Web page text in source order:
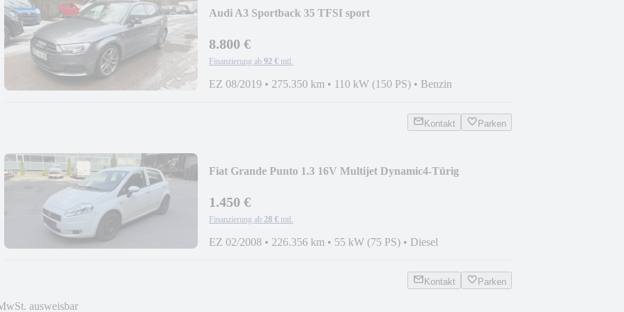
Audi A3 Sportback 35 TFSI sport
8.800 €
Finanzierung ab 92 € mtl.
EZ 08/2019 • 275.350 km • 110 kW (150 PS) • Benzin
Kontakt Parken
Fiat Grande Punto 1.3 16V Multijet Dynamic4-Türig
1.450 €
Finanzierung ab 28 € mtl.
EZ 02/2008 • 226.356 km • 55 kW (75 PS) • Diesel
Kontakt Parken
ausweisbar